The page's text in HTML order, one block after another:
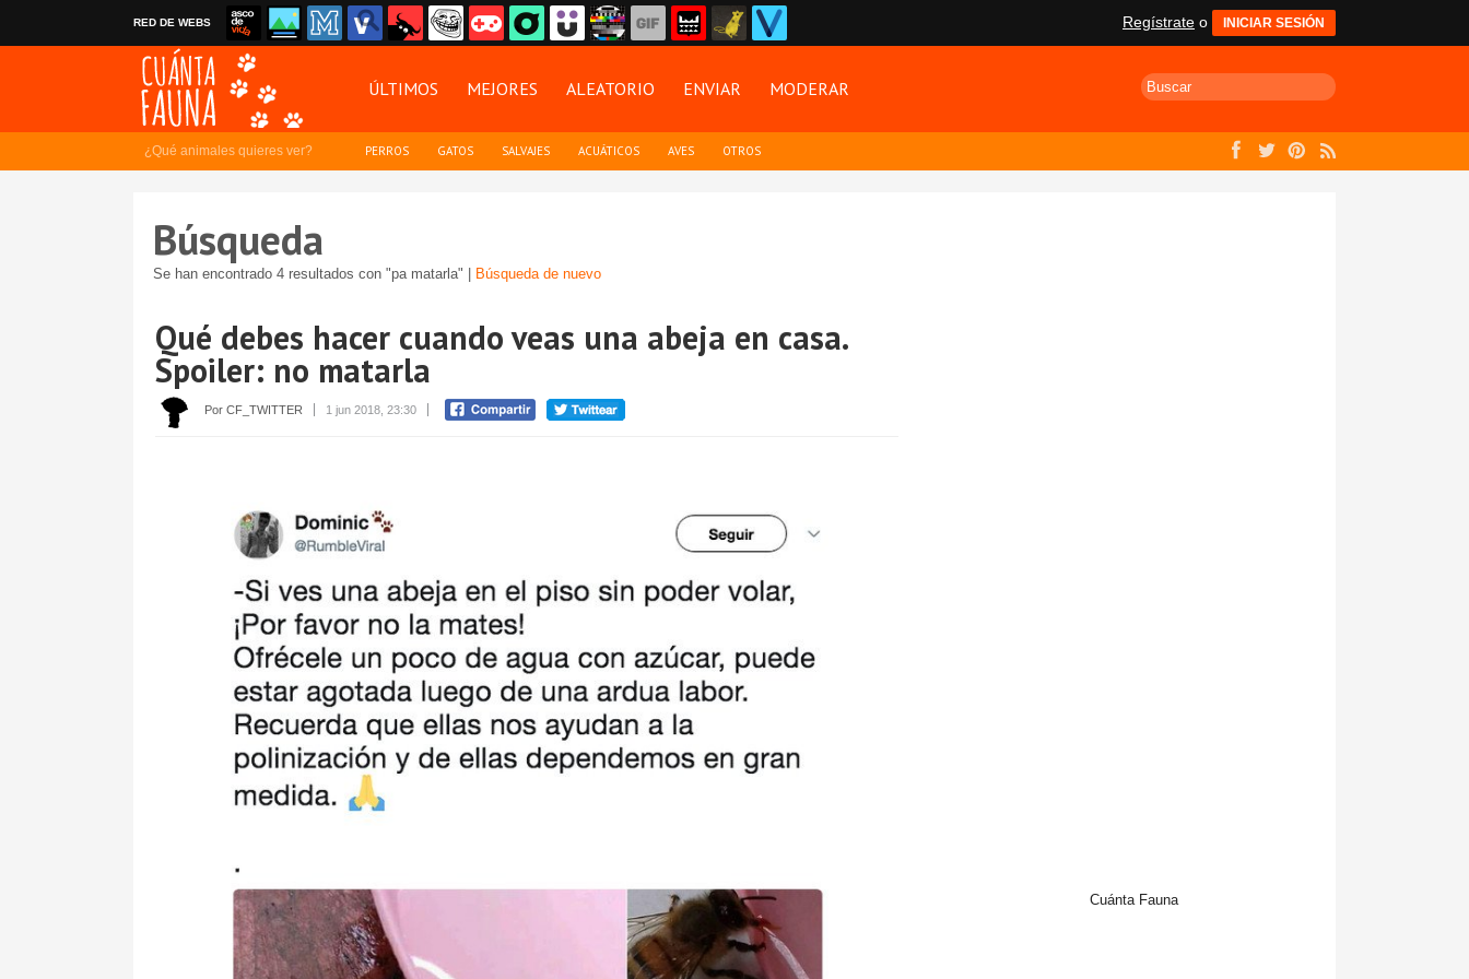
RED DE WEBS Regístrate o INICIAR SESIÓN
ÚLTIMOS MEJORES ALEATORIO ENVIAR MODERAR
¿Qué animales quieres ver? PERROS GATOS SALVAJES ACUÁTICOS AVES OTROS
Búsqueda
Se han encontrado 4 resultados con "pa matarla" | Búsqueda de nuevo
Qué debes hacer cuando veas una abeja en casa.
Spoiler: no matarla
Por CF_TWITTER 1 jun 2018, 23:30
Cuánta Fauna